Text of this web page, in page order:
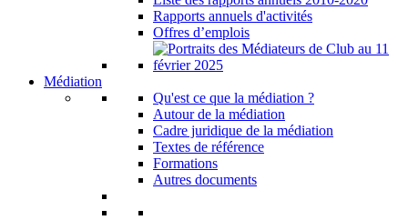
Rapports annuels d'activités
Offres d’emplois
Médiation
Qu'est ce que la médiation ?
Autour de la médiation
Cadre juridique de la médiation
Textes de référence
Formations
Autres documents